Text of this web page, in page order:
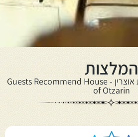
המלצות
אורחים ממליצים על בית אוצרין - Guests Recommend House
of Otzarin